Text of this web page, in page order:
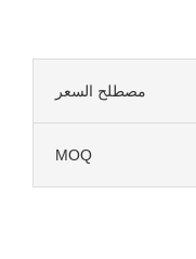
مصطلح السعر
MOQ